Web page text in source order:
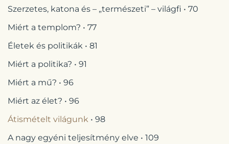
Szerzetes, katona és – „természeti” – világfi • 70
Miért a templom? • 77
Életek és politikák • 81
Miért a politika? • 91
Miért a mű? • 96
Miért az élet? • 96
Átismételt világunk • 98
A nagy egyéni teljesítmény elve • 109